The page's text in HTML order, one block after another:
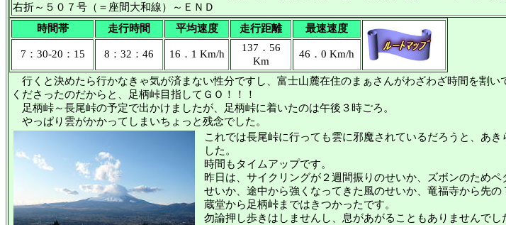
右折～５０７号（＝座間大和線）～ＥＮＤ
時間帯
走行時間 平均速度 走行距離 最速速度
7：30-20：15 8：32：46 16．1 Km/h
137．56
Km
46．0 Km/h
行くと決めたら行かなきゃ気が済まない性分ですし、富士山麓在住のまぁさんがわざわざ時間を割い
くださったのだからと、足柄峠目指してＧＯ！！！
足柄峠～長尾峠の予定で出かけましたが、足柄峠に着いたのは午後３時ごろ。
やっぱり雲がかかってしまいちょっと残念でした。
これでは長尾峠に行っても雲に邪魔されているだろうと、あき
した。
時間もタイムアップです。
昨日は、サイクリングが２週間振りのせいか、ズボンのためペ
せいか、途中から強くなってきた風のせいか、竜福寺から先の
蔵堂から足柄峠まではきつかったです。
勿論押し歩きはしませんし、息があがることもありませんでし